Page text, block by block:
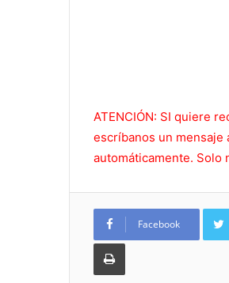
ATENCIÓN: SI quiere
escríbanos un mensaje
automáticamente. Solo
Facebook
Imprimir